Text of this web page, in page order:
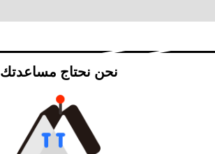
نحن نحتاج مساعدتك